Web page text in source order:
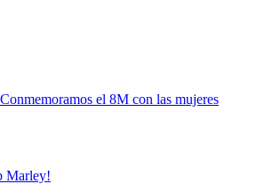
el 8M con las mujeres
Marley!